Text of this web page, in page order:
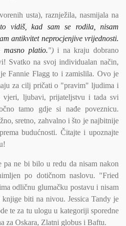
usta), raznježila, nasmijala na
vidiš, kad sam se rodila, nisam
antikvitet neprocjenjive vrijednosti.
masno platio.") i na kraju dobrano
Svatko na svoj individualan način,
Fannie Flagg to i zamislila. Ovo je
za cilj pričati o "pravim" ljudima i
vjeri, ljubavi, prijateljstvu i tada svi
tamo gdje si nađe poveznicu.
sretno, zahvalno i što je najbitnije
budućnosti. Čitajte i upoznajte
ne bi bilo u redu da nisam nakon
po dotičnom naslovu. "Fried
odličnu glumačku postavu i nisam
knjige biti na nivou. Jessica Tandy je
te za tu ulogu u kategoriji sporedne
za Oskara, Zlatni globus i Baftu.